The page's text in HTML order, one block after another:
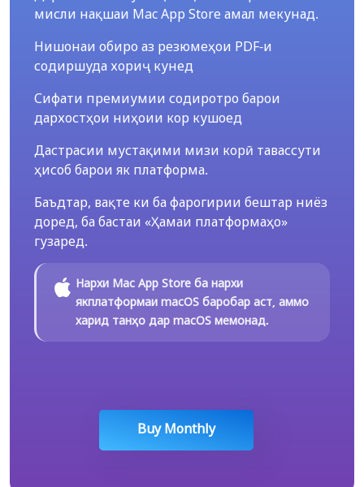
мисли нақшаи Mac App Store амал мекунад.
Нишонаи обиро аз резюмеҳои PDF-и
содиршуда хориҷ кунед
Сифати премиумии содиротро барои
дархостҳои ниҳоии кор кушоед
Дастрасии мустақими мизи корӣ тавассути
ҳисоб барои як платформа.
Баъдтар, вақте ки ба фарогирии бештар ниёз
доред, ба бастаи «Ҳамаи платформаҳо»
гузаред.
Нархи Mac App Store ба нархи
якплатформаи macOS баробар аст, аммо
харид танҳо дар macOS мемонад.
Buy Monthly